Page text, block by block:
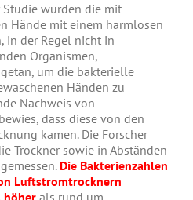
wurden die mit
Hände mit einem harmlosen
in der Regel nicht in
Organismen,
um die bakterielle
Händen zu
Nachweis von
dass diese von den
kamen. Die Forscher
Trockner sowie in Abständen
Die Bakterienzahlen
Luftstromtrocknern